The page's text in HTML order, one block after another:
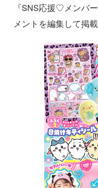
『SNS応援♡メンバ
メントを編集して掲